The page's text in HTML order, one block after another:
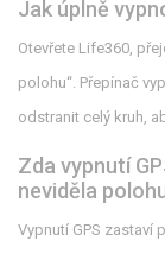
Jak úplně
Otevřete Life360,
polohu“. Přepínač
odstranit celý kruh,
Zda vypnutí
neviděla
Vypnutí GPS zastaví